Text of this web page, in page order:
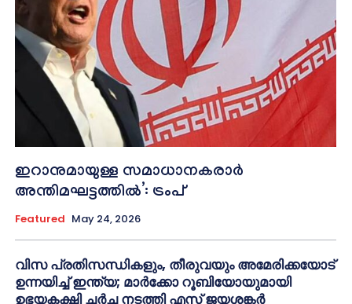
ഇറാനുമായുള്ള സമാധാനകരാർ
അന്തിമഘട്ടത്തിൽ‌’: ട്രംപ്
Featured May 24, 2026
വിസ പ്രതിസന്ധികളും, തീരുവയും അമേരിക്കയോട്
ഉന്നയിച്ച് ഇന്ത്യ; മാർക്കോ റൂബിയോയുമായി
ഉഭയകക്ഷി ചർച്ച നടത്തി എസ് ജയശങ്കർ